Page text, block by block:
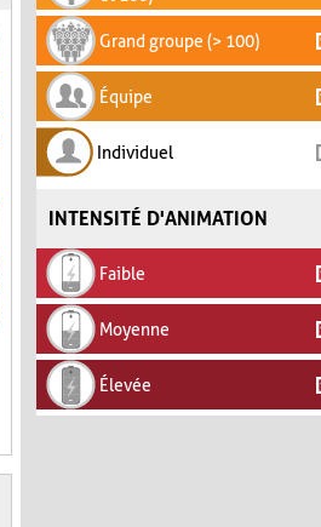
Grand groupe (> 100)
Équipe
Individuel
INTENSITÉ D'ANIMATION
Faible
Moyenne
Élevée